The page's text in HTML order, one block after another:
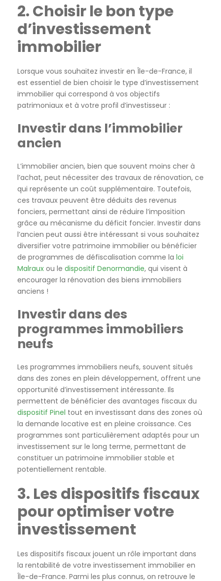
2. Choisir le bon type
d’investissement
immobilier
Lorsque vous souhaitez investir en Île-de-France, il
est essentiel de bien choisir le type d’investissement
immobilier qui correspond à vos objectifs
patrimoniaux et à votre profil d’investisseur :
Investir dans l’immobilier
ancien
L’immobilier ancien, bien que souvent moins cher à
l’achat, peut nécessiter des travaux de rénovation, ce
qui représente un coût supplémentaire. Toutefois,
ces travaux peuvent être déduits des revenus
fonciers, permettant ainsi de réduire l’imposition
grâce au mécanisme du déficit foncier. Investir dans
l’ancien peut aussi être intéressant si vous souhaitez
diversifier votre patrimoine immobilier ou bénéficier
de programmes de défiscalisation comme la loi
Malraux ou le dispositif Denormandie, qui visent à
encourager la rénovation des biens immobiliers
anciens !
Investir dans des
programmes immobiliers
neufs
Les programmes immobiliers neufs, souvent situés
dans des zones en plein développement, offrent une
opportunité d’investissement intéressante. Ils
permettent de bénéficier des avantages fiscaux du
dispositif Pinel tout en investissant dans des zones où
la demande locative est en pleine croissance. Ces
programmes sont particulièrement adaptés pour un
investissement sur le long terme, permettant de
constituer un patrimoine immobilier stable et
potentiellement rentable.
3. Les dispositifs fiscaux
pour optimiser votre
investissement
Les dispositifs fiscaux jouent un rôle important dans
la rentabilité de votre investissement immobilier en
Île-de-France. Parmi les plus connus, on retrouve le